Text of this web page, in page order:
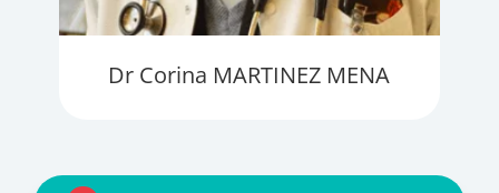
Dr Corina MARTINEZ MENA